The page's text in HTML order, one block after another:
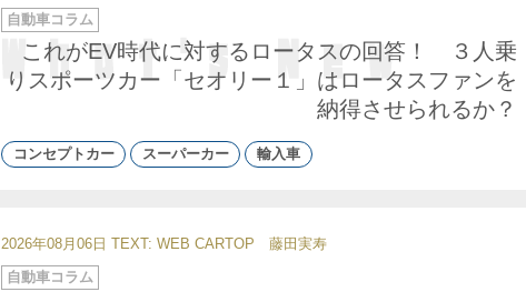
これがEV時代に対するロータスの回答！ ３人乗
りスポーツカー「セオリー１」はロータスファンを
納得させられるか？
カ
テ
自動車コラム
コンセプトカー スーパーカー 輸入車
2026年08月06日 TEXT: WEB CARTOP 藤田実寿
カ
テ
自動車コラム